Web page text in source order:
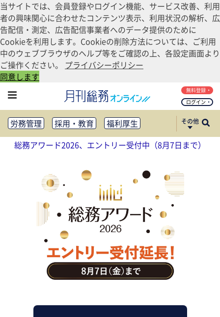
当サイトでは、会員登録やログイン機能、サービス改善、利用
者の興味関心に合わせたコンテンツ表示、利用状況の解析、広
告配信・測定、広告配信事業者へのデータ提供のために
Cookieを利用します。Cookieの削除方法については、ご利用
中のウェブブラウザのヘルプ等をご確認の上、各設定画面より
ご操作ください。 プライバシーポリシー
同意します
ログイン
無料登録
労務管理 採用・教育
福利厚生
健康経営
働き方改革
法務・コンプライアンス
リスクマネジメント・BCP
社外・社内広報
社外・社内コミュニケーション活性化
FM・オフィス移転
CSR・SDGs
テクノロジー活用・DX
助成金・補助金・コスト削減
アウトソーシング・BPO
調査・レポート
その他
総務アワード2026、エントリー受付中（8月7日まで）